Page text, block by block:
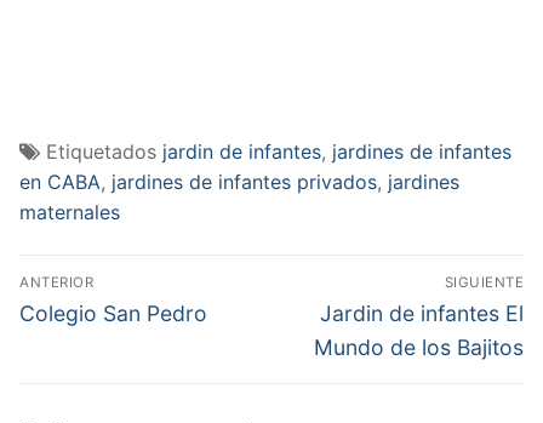
Etiquetados jardin de infantes, jardines de infantes
en CABA, jardines de infantes privados, jardines
maternales
Navegación
de
ANTERIOR
Entrada
Colegio San Pedro
SIGUIENTE
Entrada
siguiente:
Jardin de infantes El
Mundo de los Bajitos